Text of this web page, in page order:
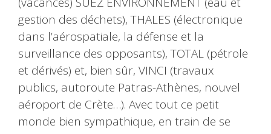
gestion des déchets), THALES (électronique
dans l’aérospatiale, la défense et la
surveillance des opposants), TOTAL (pétrole
et dérivés) et, bien sûr, VINCI (travaux
publics, autoroute Patras-Athènes, nouvel
aéroport de Crète…). Avec tout ce petit
monde bien sympathique, en train de se